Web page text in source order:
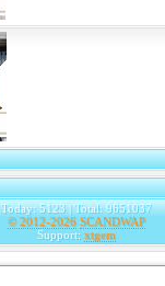
Today: 5123 | Total: 9651037
© 2012-2026 SCANDWAP
Support: xtgem